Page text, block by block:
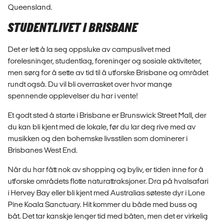
Queensland.
STUDENTLIVET I BRISBANE
Det er lett å la seg oppsluke av campuslivet med
forelesninger, studentlag, foreninger og sosiale aktiviteter,
men sørg for å sette av tid til å utforske Brisbane og området
rundt også. Du vil bli overrasket over hvor mange
spennende opplevelser du har i vente!
Et godt sted å starte i Brisbane er Brunswick Street Mall, der
du kan bli kjent med de lokale, før du lar deg rive med av
musikken og den bohemske livsstilen som dominerer i
Brisbanes West End.
Når du har fått nok av shopping og byliv, er tiden inne for å
utforske områdets flotte naturattraksjoner. Dra på hvalsafari
i Hervey Bay eller bli kjent med Australias søteste dyr i Lone
Pine Koala Sanctuary. Hit kommer du både med buss og
båt. Det tar kanskje lenger tid med båten, men det er virkelig